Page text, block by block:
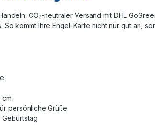
CO₂-neutraler Versand mit DHL
kommt Ihre Engel-Karte nicht nur gut an,
cm
persönliche Grüße